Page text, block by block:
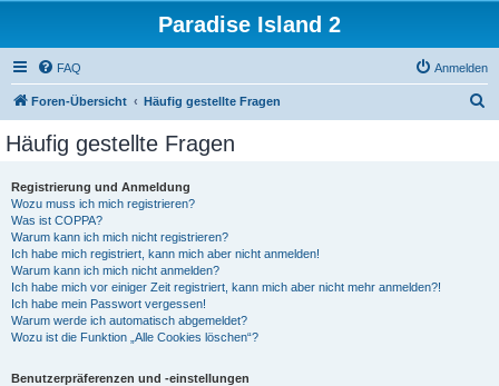
Paradise Island 2
FAQ Anmelden
Foren-Übersicht Häufig gestellte Fragen
Häufig gestellte Fragen
Registrierung und Anmeldung
Wozu muss ich mich registrieren?
Was ist COPPA?
Warum kann ich mich nicht registrieren?
Ich habe mich registriert, kann mich aber nicht anmelden!
Warum kann ich mich nicht anmelden?
Ich habe mich vor einiger Zeit registriert, kann mich aber nicht mehr anmelden?!
Ich habe mein Passwort vergessen!
Warum werde ich automatisch abgemeldet?
Wozu ist die Funktion „Alle Cookies löschen“?
Benutzerpräferenzen und -einstellungen